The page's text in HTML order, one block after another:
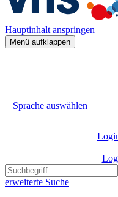
Hauptinhalt anspringen
Menü aufklappen
Sprache auswählen
erweiterte Suche